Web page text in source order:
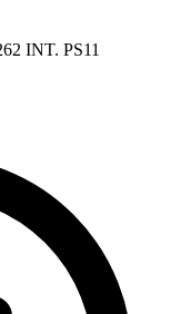
INT. PS11